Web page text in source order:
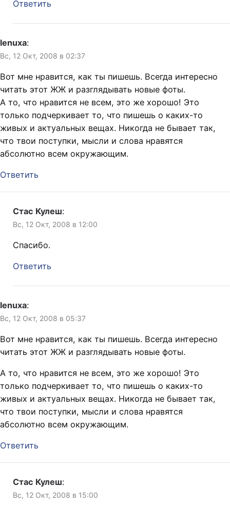
Ответить
lenuxa:
Вс, 12 Окт, 2008 в 02:37
Вот мне нравится, как ты пишешь. Всегда интересно
читать этот ЖЖ и разглядывать новые фоты.
А то, что нравится не всем, это же хорошо! Это
только подчеркивает то, что пишешь о каких-то
живых и актуальных вещах. Никогда не бывает так,
что твои поступки, мысли и слова нравятся
абсолютно всем окружающим.
Ответить
Стас Кулеш:
Вс, 12 Окт, 2008 в 12:00
Спасибо.
Ответить
lenuxa:
Вс, 12 Окт, 2008 в 05:37
Вот мне нравится, как ты пишешь. Всегда интересно
читать этот ЖЖ и разглядывать новые фоты.
А то, что нравится не всем, это же хорошо! Это
только подчеркивает то, что пишешь о каких-то
живых и актуальных вещах. Никогда не бывает так,
что твои поступки, мысли и слова нравятся
абсолютно всем окружающим.
Ответить
Стас Кулеш:
Вс, 12 Окт, 2008 в 15:00